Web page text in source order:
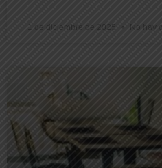
1 de diciembre de 2025 No hay